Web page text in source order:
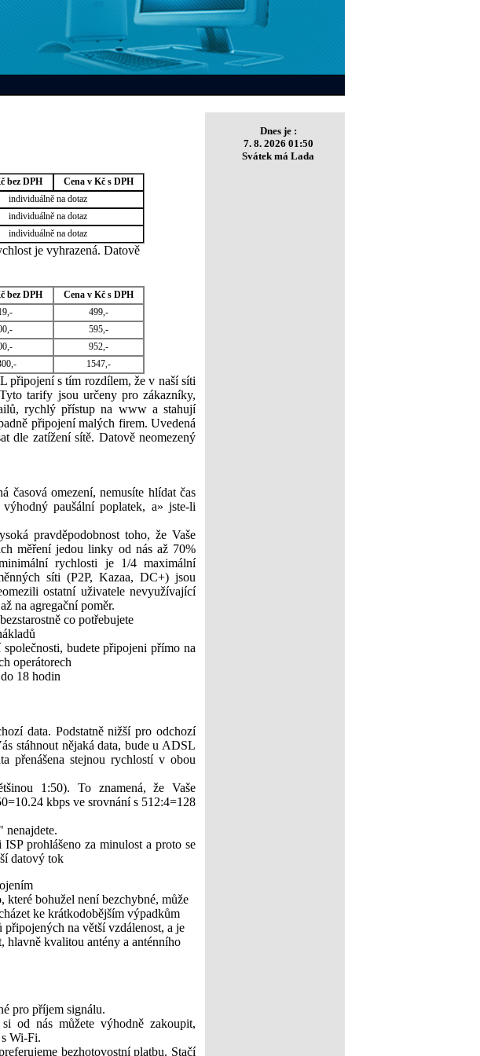
Dnes je :
7. 8. 2026 01:50
Svátek má Lada
bez DPH
Cena v Kč s DPH
individuálně na dotaz
individuálně na dotaz
individuálně na dotaz
je vyhrazená. Datově
bez DPH
Cena v Kč s DPH
499,-
595,-
952,-
1547,-
připojení s tím rozdílem, že v naší síti
tarify jsou určeny pro zákazníky,
rychlý přístup na www a stahují
připojení malých firem. Uvedená
dle zatížení sítě. Datově neomezený
časová omezení, nemusíte hlídat čas
paušální poplatek, a» jste-li
pravděpodobnost toho, že Vaše
měření jedou linky od nás až 70%
rychlosti je 1/4 maximální
síti (P2P, Kazaa, DC+) jsou
ostatní uživatele nevyužívající
na agregační poměr.
co potřebujete
budete připojeni přímo na
operátorech
18 hodin
data. Podstatně nižší pro odchozí
stáhnout nějaká data, bude u ADSL
přenášena stejnou rychlostí v obou
1:50). To znamená, že Vaše
kbps ve srovnání s 512:4=128
nenajdete.
prohlášeno za minulost a proto se
datový tok
které bohužel není bezchybné, může
ke krátkodobějším výpadkům
na větší vzdálenost, a je
kvalitou antény a anténního
pro příjem signálu.
od nás můžete výhodně zakoupit,
Wi-Fi.
bezhotovostní platbu. Stačí